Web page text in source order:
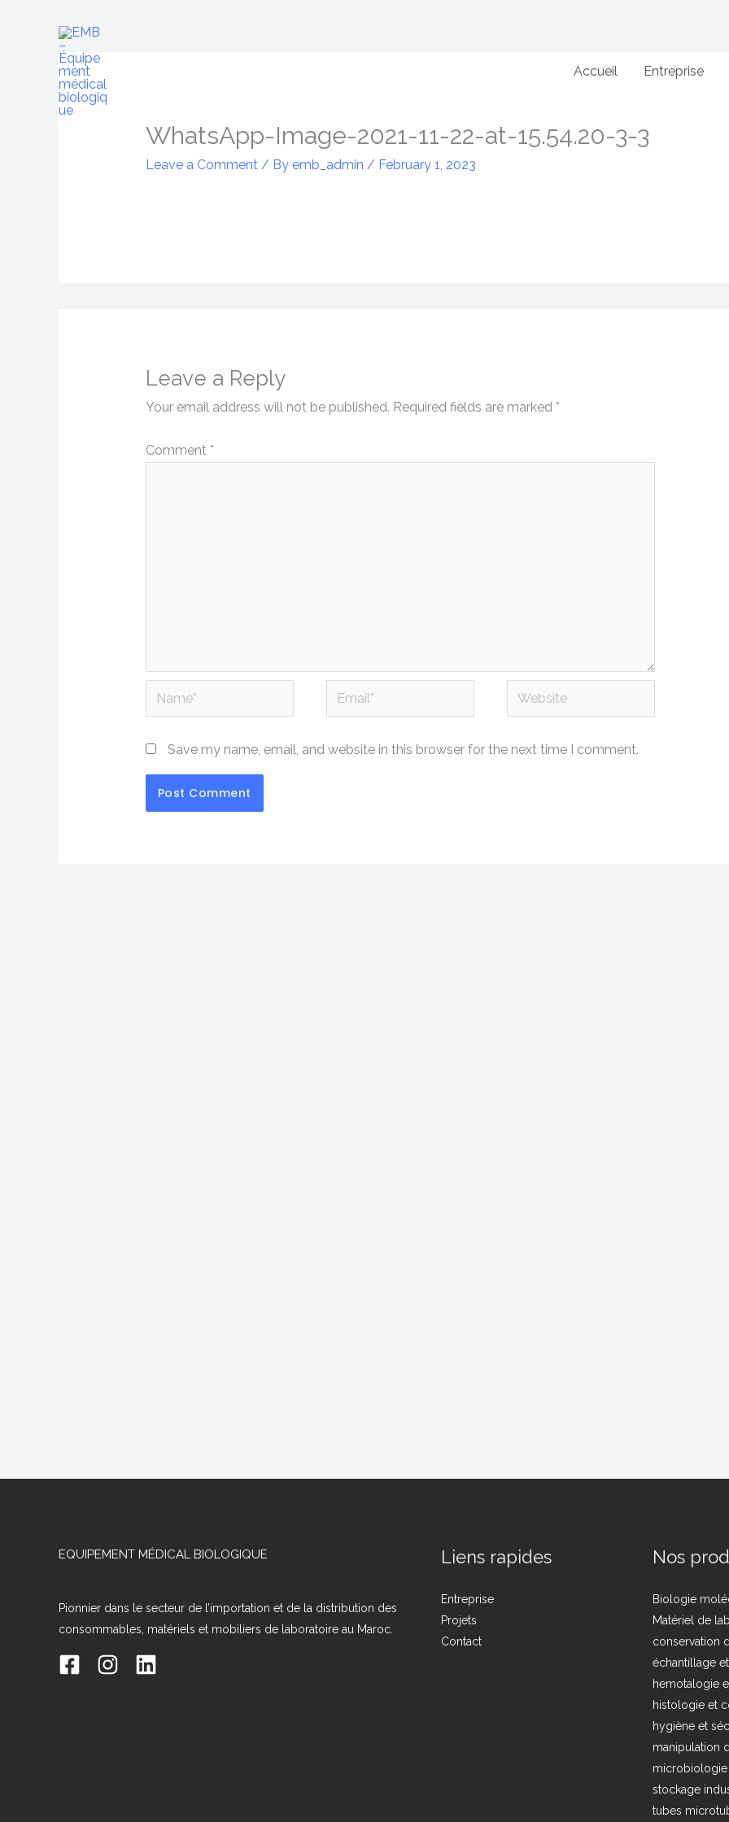
Accueil
Entreprise
WhatsApp-Image-2021-11-22-at-15.54.20-3-3
Leave a Comment / By emb_admin / February 1, 2023
Leave a Reply
Your email address will not be published. Required fields are marked *
Comment *
Name* Email* Website
Save my name, email, and website in this browser for the next time I comment.
EQUIPEMENT MÉDICAL BIOLOGIQUE
Pionnier dans le secteur de l’importation et de la distribution des
consommables, matériels et mobiliers de laboratoire au Maroc.
Liens rapides
Entreprise
Projets
Contact
Nos
Biologie
Matériel de
conservation
échantillage
hemotalogie
histologie et
hygiène et
manipulation
microbiologie
stockage
tubes